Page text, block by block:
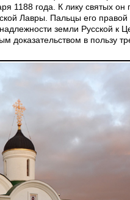
1188 года. К лику святых он
Лавры. Пальцы его правой
земли Русской к
доказательством в пользу